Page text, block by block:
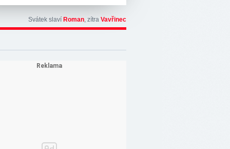
Svátek slaví Roman, zítra Vavřinec